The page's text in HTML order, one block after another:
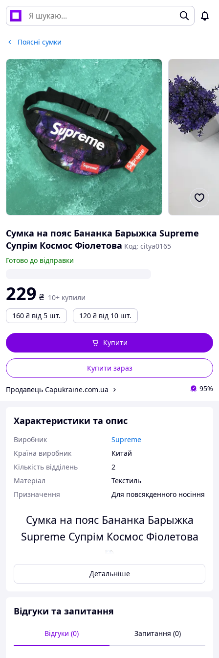
Поясні сумки
Сумка на пояс Бананка Барыжка Supreme
Супрім Космос Фіолетова Код: citya0165
Готово до відправки
229 ₴ 10+ купили
160 ₴ від 5 шт. 120 ₴ від 10 шт.
Купити зараз
Купити
Продавець Capukraine.com.ua 95%
Характеристики та опис
Виробник
Supreme
Країна виробник
Китай
Кількість відділень
2
Матеріал
Текстиль
Призначення
Для повсякденного носіння
Сумка на пояс Бананка Барыжка
Supreme Супрім Космос Фіолетова
Сумка на пояс здатна вмістити всі необхідні дрібниці і
життєво важливі документи, але при цьому зручна у
використанні і майже непомітна.
там знаходиться паспорт або інші важливі документи.
Матеріал: Нейлонова тканина Cordura 1000
Детальніше
Відгуки та запитання
Відгуки (0) Запитання (0)